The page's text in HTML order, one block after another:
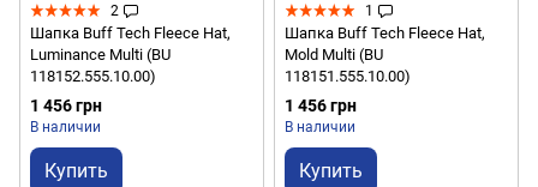
2
Шапка Buff Tech Fleece Hat,
Luminance Multi (BU
118152.555.10.00)
1 456 грн
В наличии
Купить
1
Шапка Buff Tech Fleece Hat,
Mold Multi (BU
118151.555.10.00)
1 456 грн
В наличии
Купить